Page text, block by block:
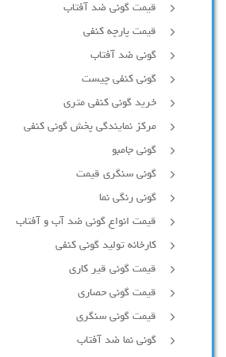
قیمت گونی ضد آفتاب
قیمت پارچه کنفی
گونی ضد آفتاب
گونی کنفی چیست
خرید گونی کنفی متری
مرکز نمایندگی پخش گونی کنفی
گونی جامبو
گونی سنگری قیمت
گونی رنگی نما
قیمت انواع گونی ضد آب و آفتاب
کارخانه تولید گونی کنفی
قیمت گونی قیر کاری
قیمت گونی حصاری
قیمت گونی سنگری
گونی نما ضد آفتاب